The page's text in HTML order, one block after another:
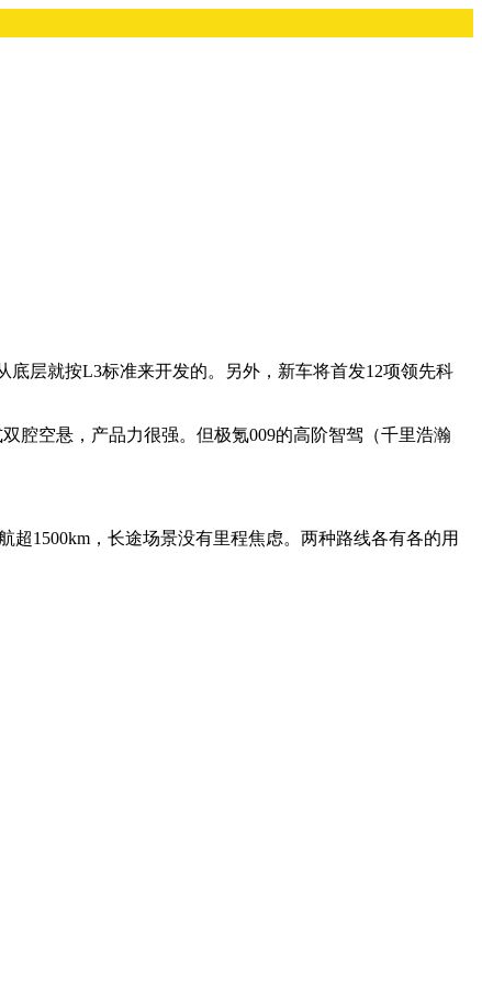
层就按L3标准来开发的。另外，新车将首发12项领先科
腔空悬，产品力很强。但极氪009的高阶智驾（千里浩瀚
1500km，长途场景没有里程焦虑。两种路线各有各的用